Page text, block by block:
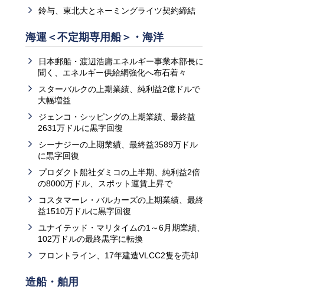
鈴与、東北大とネーミングライツ契約締結
海運＜不定期専用船＞・海洋
日本郵船・渡辺浩庸エネルギー事業本部長に
聞く、エネルギー供給網強化へ布石着々
スターバルクの上期業績、純利益2億ドルで
大幅増益
ジェンコ・シッピングの上期業績、最終益
2631万ドルに黒字回復
シーナジーの上期業績、最終益3589万ドル
に黒字回復
プロダクト船社ダミコの上半期、純利益2倍
の8000万ドル、スポット運賃上昇で
コスタマーレ・バルカーズの上期業績、最終
益1510万ドルに黒字回復
ユナイテッド・マリタイムの1～6月期業績、
102万ドルの最終黒字に転換
フロントライン、17年建造VLCC2隻を売却
造船・舶用